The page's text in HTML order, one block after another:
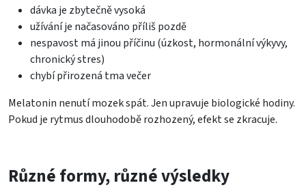
dávka je zbytečně vysoká
užívání je načasováno příliš pozdě
nespavost má jinou příčinu (úzkost, hormonální výkyvy,
chronický stres)
chybí přirozená tma večer
Melatonin nenutí mozek spát. Jen upravuje biologické hodiny.
Pokud je rytmus dlouhodobě rozhozený, efekt se zkracuje.
Různé formy, různé výsledky